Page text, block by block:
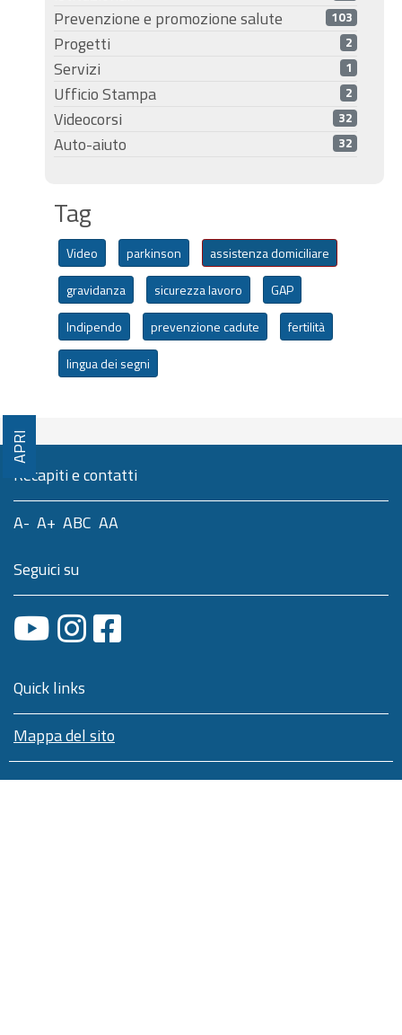
Prevenzione e promozione salute 103
Progetti 2
Servizi 1
Ufficio Stampa 2
Videocorsi 32
Auto-aiuto 32
Tag
Video parkinson
assistenza domiciliare
gravidanza
sicurezza lavoro
GAP
Indipendo
prevenzione cadute
fertilità
lingua dei segni
APRI
Recapiti e contatti
A- A+ ABC AA
Seguici su
Quick links
Mappa del sito